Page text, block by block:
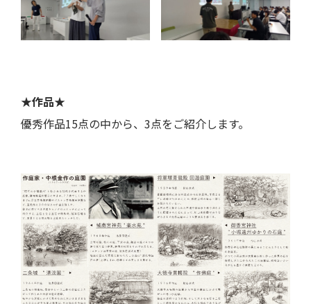
★作品★
優秀作品15点の中から、3点をご紹介します。